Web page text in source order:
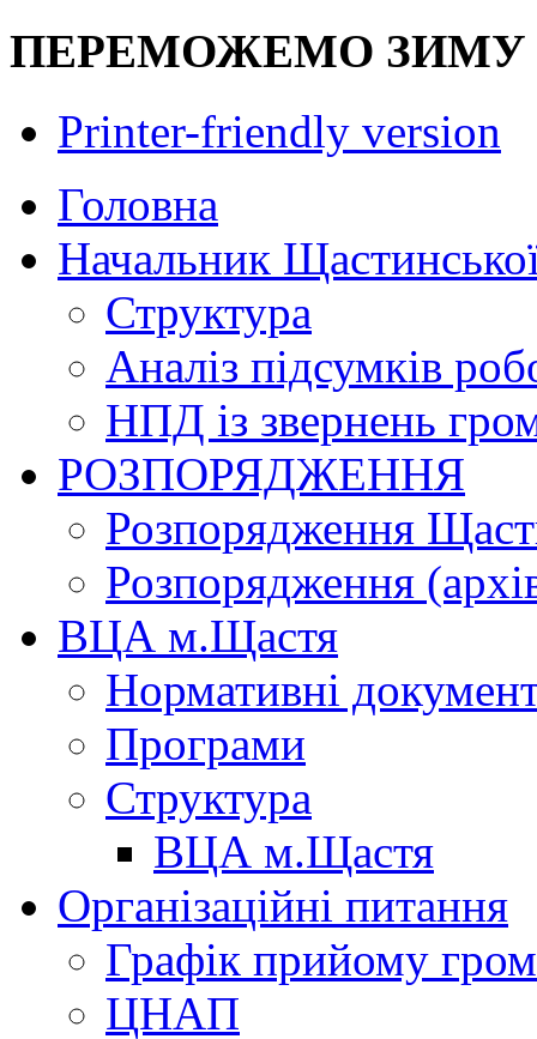
ПЕРЕМОЖЕМО ЗИМУ
Printer-friendly version
Головна
Начальник
Структура
Аналіз підсумків
НПД із звернень
РОЗПОРЯДЖЕННЯ
Розпорядження
Розпорядження
ВЦА м.Щастя
Нормативні
Програми
Структура
ВЦА м.Щастя
Організаційні питання
Графік прийому
ЦНАП